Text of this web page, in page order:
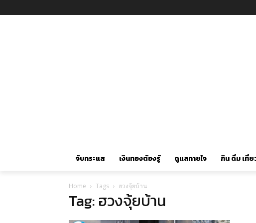
จับกระแส เงินทองต้องรู้ ดูแลกายใจ กิน ดื่ม เที่ย
Home Tags ฮวงจุ้ยบ้าน
Tag: ฮวงจุ้ยบ้าน